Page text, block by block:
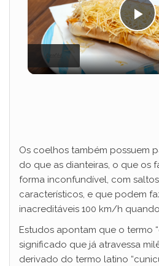
P
l
V
i
d
Os coelhos também possuem
do que as dianteiras, o que os
forma inconfundível, com
característicos, e que podem
inacreditáveis 100 km/h
Estudos apontam que o termo
significado que já atravessa
derivado do termo latino